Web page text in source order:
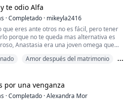
y malentendidos desde...
te odio Alfa
·Completado · mikeyla2416
que eres ante otros no es fácil, pero tener
porque no te queda mas alternativa es
Anastasia era una joven omega que
quería seguirla aguantando, sus amigos
su primer celo llego y el estuvo a...
Amor después del matrimonio
por una venganza
·Completado ·Alexandra Mor